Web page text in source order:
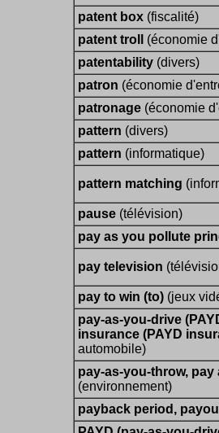
patent box (fiscalité)
patent troll
(économie
patentability (divers)
patron (économie
patronage (économie
pattern (divers)
pattern (informatique)
pattern matching
pause (télévision)
pay as you pollute
pay television
pay to win (to) (jeux
pay-as-you-drive
insurance (PAYD
automobile)
pay-as-you-throw, pay
(environnement)
payback period,